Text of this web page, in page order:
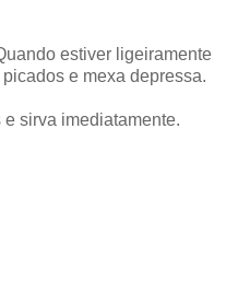
estiver ligeiramente
e mexa depressa.
sirva imediatamente.